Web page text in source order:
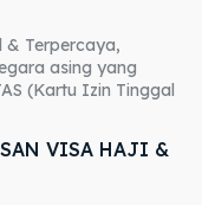
& Terpercaya,
asing yang
(Kartu Izin Tinggal
VISA HAJI &